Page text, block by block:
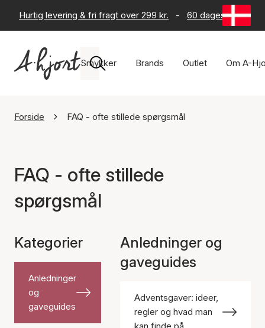
Hurtig levering & fri fragt over 299 kr. - 60 dages returret
Smykker Brands Outlet Om A-
Forside FAQ - ofte stillede spørgsmål
FAQ - ofte stillede
spørgsmål
Kategorier
Anledninger
og
gaveguides
Anledninger og
gaveguides
Adventsgaver: ideer,
regler og hvad man